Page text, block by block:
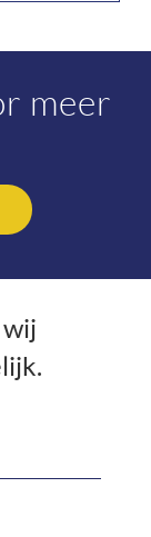
meer
wij